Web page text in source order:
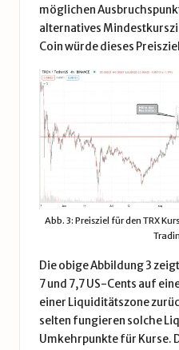
möglichen
alternatives
Coin würde dieses
Abb. 3: Preisziel für den TRX
Die obige Abbildung 3
7 und 7,7 US-Cents auf
einer Liquiditätszone
selten fungieren solche
Umkehrpunkte für Kurse.